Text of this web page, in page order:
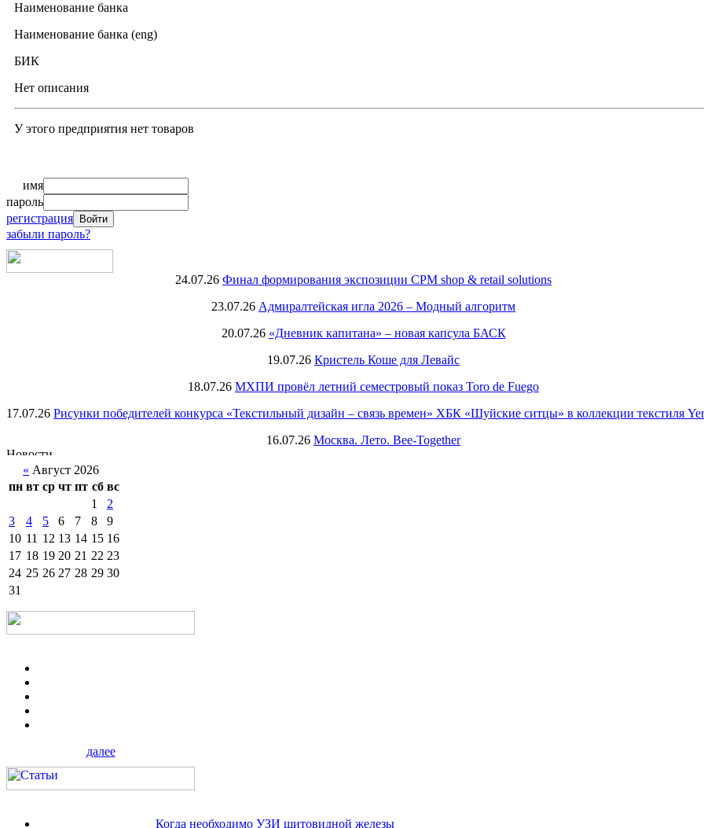
Наименование банка
Наименование банка (eng)
БИК
Нет описания
У этого предприятия нет товаров
имя
пароль
регистрация
забыли пароль?
24.07.26 Финал формирования экспозиции CPM shop & retail solutions
23.07.26 Адмиралтейская игла 2026 – Модный алгоритм
20.07.26 «Дневник капитана» – новая капсула БАСК
19.07.26 Кристель Коше для Левайс
18.07.26 МХПИ провёл летний семестровый показ Toro de Fuego
17.07.26 Рисунки победителей конкурса «Текстильный дизайн – связь времен» ХБК «Шуйские ситцы» в коллекции текстиля
16.07.26 Москва. Лето. Bee-Together
« Август 2026
пн вт ср чт пт сб вс
1
2
3
4 5 6 7 8
9
10 11 12 13 14 15 16
17 18 19 20 21 22 23
24 25 26 27 28 29 30
31
далее
Когда необходимо УЗИ щитовидной железы